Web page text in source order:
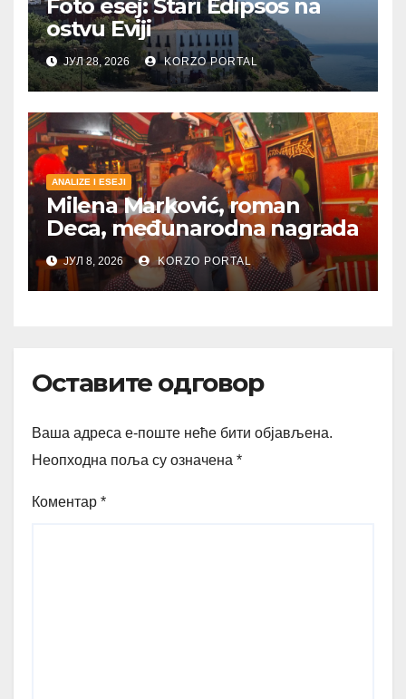
Foto esej: Stari Edipsos na
ostvu Eviji
ЈУЛ 28, 2026 KORZO PORTAL
ANALIZE I ESEJI
Milena Marković, roman
Deca, međunarodna nagrada
ЈУЛ 8, 2026 KORZO PORTAL
Оставите одговор
Ваша адреса е-поште неће бити објављена.
Неопходна поља су означена *
Коментар *